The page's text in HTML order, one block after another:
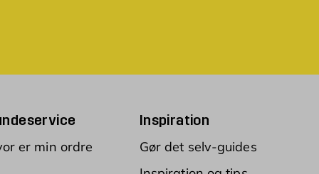
er min ordre
Inspiration
Gør det selv-guides